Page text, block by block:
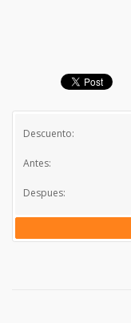
Descuento:
Antes:
Despues: